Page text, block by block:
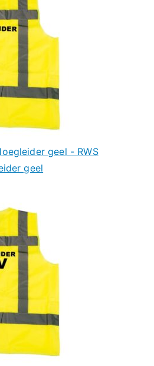
geel - RWS
geel